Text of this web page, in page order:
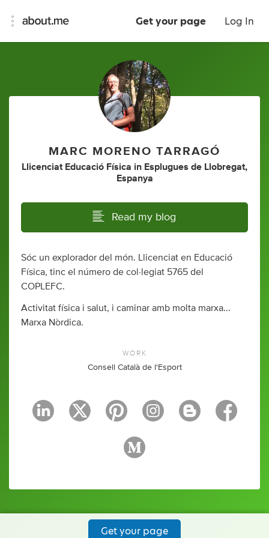
Get your page Log In
MARC MORENO TARRAGÓ
Llicenciat Educació Física in Esplugues de Llobregat,
Espanya
Read my blog
Sóc un explorador del món. Llicenciat en Educació
Física, tinc el número de col·legiat 5765 del
COPLEFC.
Activitat física i salut, i caminar amb molta marxa...
Marxa Nòrdica.
WORK
Consell Català de l'Esport
Get your page